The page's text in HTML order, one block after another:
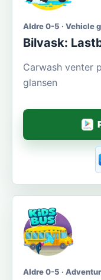
Aldre 0-5 · Vehicle
Bilvask:
Carwash venter
glansen
Aldre 0-5 ·